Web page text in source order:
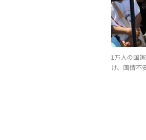
1万人の国
け、国情不